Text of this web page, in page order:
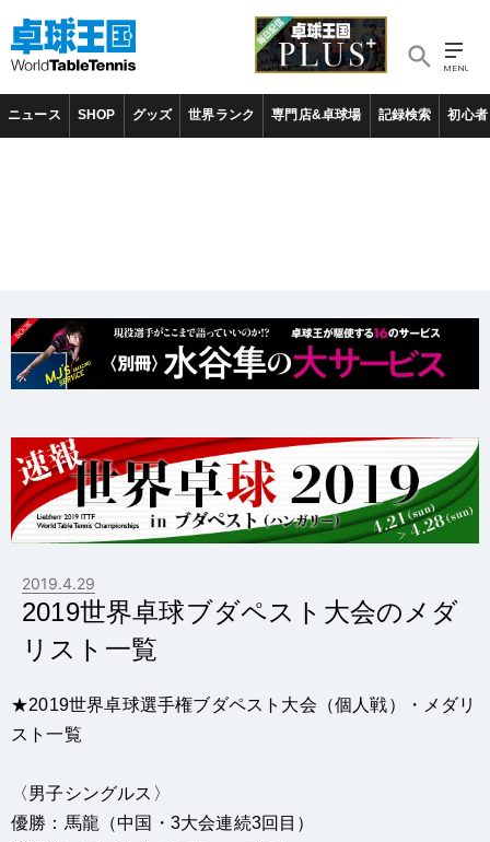
ニュース SHOP グッズ 世界ランク 専門店&卓球場 記録検索 初心者
2019.4.29
2019世界卓球ブダペスト大会のメダ
リスト一覧
★2019世界卓球選手権ブダペスト大会（個人戦）・メダリ
スト一覧
〈男子シングルス〉
優勝：馬龍（中国・3大会連続3回目）